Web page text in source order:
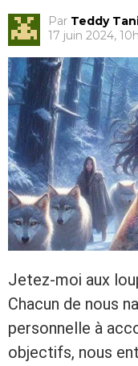
Par Teddy
17 juin 2024,
Jetez-moi aux
Chacun de nous
personnelle à
objectifs, nous